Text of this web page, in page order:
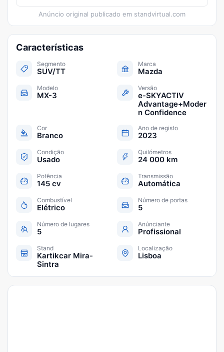
Anúncio original publicado em standvirtual.com
Características
Segmento
SUV/TT
Marca
Mazda
Modelo
MX-3
Versão
e-SKYACTIV
Advantage+Moder
n Confidence
Cor
Branco
Ano de registo
2023
Condição
Usado
Quilómetros
24 000 km
Potência
145 cv
Transmissão
Automática
Combustível
Elétrico
Número de portas
5
Número de lugares
5
Anúnciante
Profissional
Stand
Kartikcar Mira-
Sintra
Localização
Lisboa